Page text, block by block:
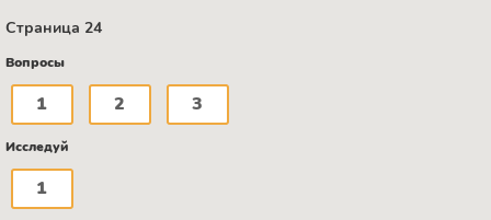
Страница 24
Вопросы
1 2 3
Исследуй
1